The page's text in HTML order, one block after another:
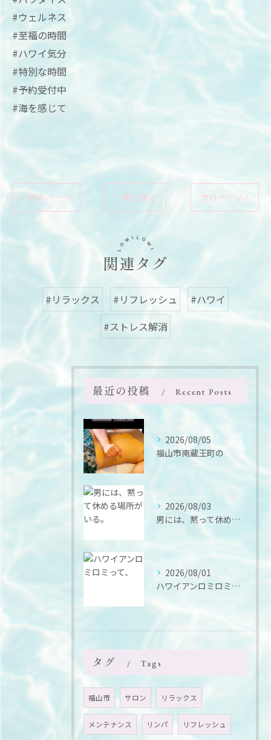
#ウェルネス
#至福の時間
#ハワイ気分
#特別な時間
#予約受付中
#海を感じて
< 前のページ 一覧に戻る 次のページ >
関連タグ
#リラックス #リフレッシュ
#ハワイ
#ストレス解消
最近の投稿 Recent Posts
2026/08/05
福山市南蔵王町の
2026/08/03
男には、黙って休める場所がいる。
2026/08/01
ハワイアンロミロミって、
タグ Tags
福山市 サロン リラックス
メンテナンス リンパ リフレッシュ